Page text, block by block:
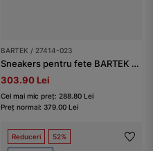
BARTEK / 27414-023
Sneakers pentru fete BARTEK 27414-023, alb-negru
303.90 Lei
Cel mai mic preț: 288.80 Lei
Preț normal: 379.00 Lei
Reduceri 52%